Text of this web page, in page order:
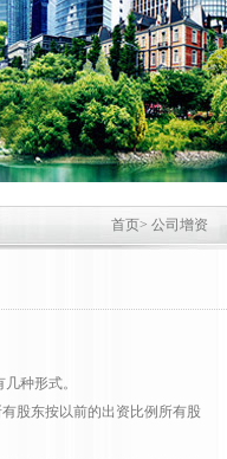
首页> 公司增资
种形式。
股东按以前的出资比例所有股